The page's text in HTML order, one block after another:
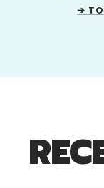
➔